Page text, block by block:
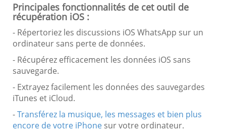
Principales fonctionnalités de cet outil de
récupération iOS :
- Répertoriez les discussions iOS WhatsApp sur un
ordinateur sans perte de données.
- Récupérez efficacement les données iOS sans
sauvegarde.
- Extrayez facilement les données des sauvegardes
iTunes et iCloud.
-Transférez la musique, les messages et bien plus
encore de votre iPhone sur votre ordinateur.